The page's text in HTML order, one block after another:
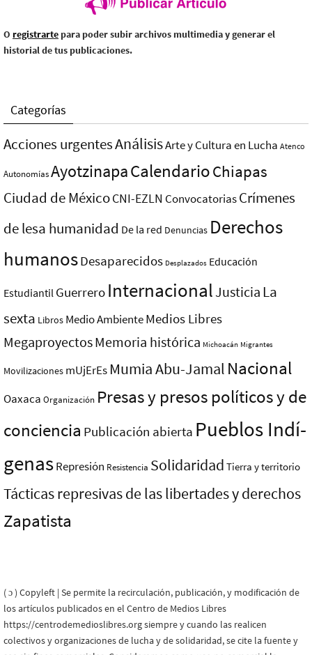
O registrarte para poder subir archivos multimedia y generar el
historial de tus publicaciones.
Categorías
Acciones urgentesAnálisisArte y Cultura en Lucha Atenco
AutonomíasAyotzinapaCalendarioChiapas
Ciudad de MéxicoCNI-EZLN ConvocatoriasCrímenes
de lesa humanidad De la red Denuncias Derechos
humanosDesaparecidos Desplazados Educación
Estudiantil Guerrero InternacionalJusticia La
sexta Libros Medio AmbienteMedios Libres
MegaproyectosMemoria histórica Michoacán Migrantes
Movilizaciones mUjErEs Mumia Abu-Jamal Nacional
Oaxaca Organización Presas y presos polí­ticos y de
conciencia Publicación abierta Pueblos Indí­
genasRepresión Resistencia Solidaridad Tierra y territorio
Tácticas represivas de las libertades y derechos
Zapatista
( ɔ ) Copyleft | Se permite la recirculación, publicación, y modificación de
los artículos publicados en el Centro de Medios Libres
https://centrodemedioslibres.org siempre y cuando las realicen
colectivos y organizaciones de lucha y de solidaridad, se cite la fuente y